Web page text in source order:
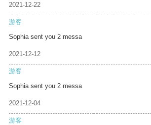
2021-12-22
游客
Sophia sent you 2 messa
2021-12-12
游客
Sophia sent you 2 messa
2021-12-04
游客